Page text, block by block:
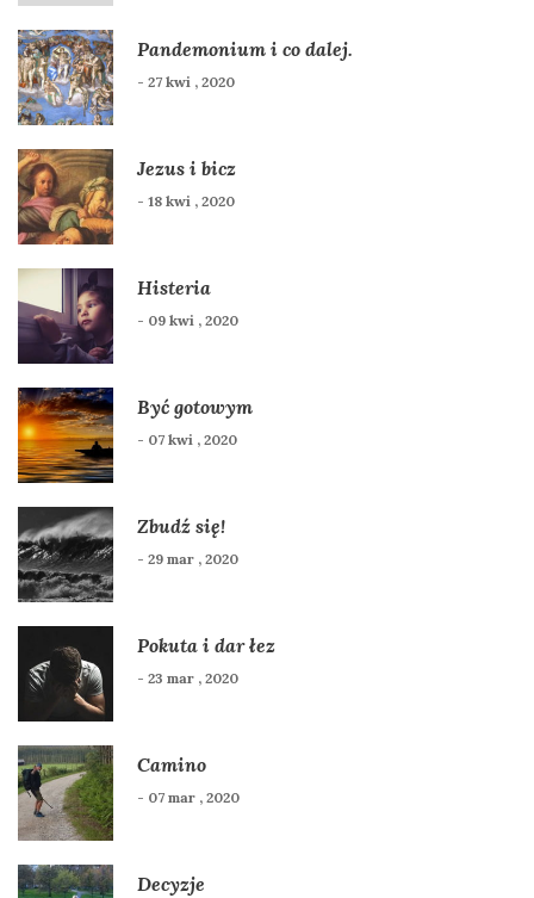
Pandemonium i co dalej.
- 27 kwi , 2020
Jezus i bicz
- 18 kwi , 2020
Histeria
- 09 kwi , 2020
Być gotowym
- 07 kwi , 2020
Zbudź się!
- 29 mar , 2020
Pokuta i dar łez
- 23 mar , 2020
Camino
- 07 mar , 2020
Decyzje